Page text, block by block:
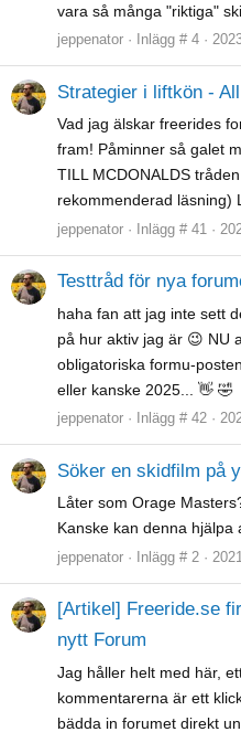
vara så många "riktiga"
jeppenator Inlägg # 4
Strategier i liftkön -
Vad jag älskar freerides
fram! Påminner så galet
TILL MCDONALDS
rekommenderad läsning)
jeppenator Inlägg # 41
Testtråd för nya
haha fan att jag inte sett
på hur aktiv jag är 😉 NU
obligatoriska formu-
eller kanske 2025... 👋 🤣
jeppenator Inlägg # 42
Söker en skidfilm på
Låter som Orage
Kanske kan denna hjälpa
jeppenator Inlägg # 2
[Artikel] Freeride.se
nytt Forum
Jag håller helt med här,
kommentarerna är ett
bädda in forumet direkt